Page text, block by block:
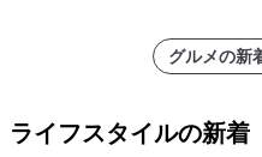
グルメの新
ライフスタイルの新着